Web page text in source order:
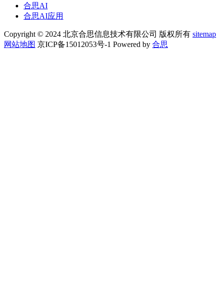
合思AI
合思AI应用
Copyright © 2024 北京合思信息技术有限公司 版权所有 sitemap
网站地图 京ICP备15012053号-1 Powered by 合思